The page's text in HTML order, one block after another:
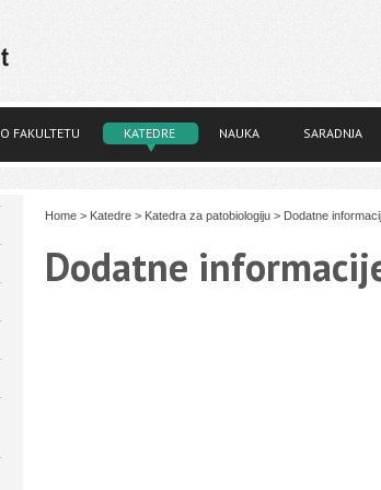
O FAKULTETU KATEDRE NAUKA SARADNJA
Home > Katedre > Katedra za patobiologiju > Dodatne
Dodatne